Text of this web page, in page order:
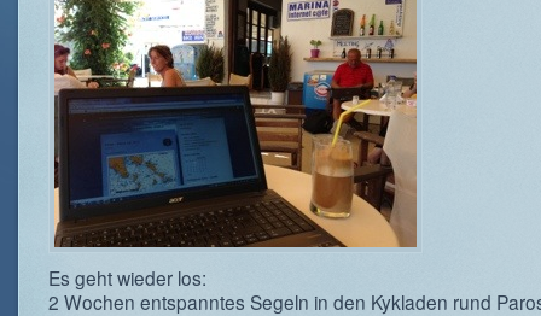
Es geht wieder los:
2 Wochen entspanntes Segeln in den Kykladen rund